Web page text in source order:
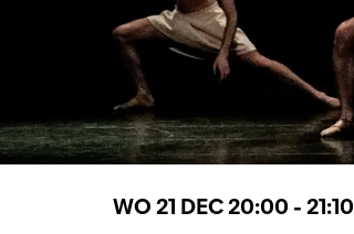
WO 21 DEC20:00 - 21:10